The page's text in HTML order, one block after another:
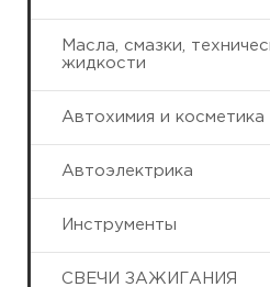
Масла, смазки,
жидкости
Автохимия и косметика
Автоэлектрика
Инструменты
СВЕЧИ ЗАЖИГАНИЯ